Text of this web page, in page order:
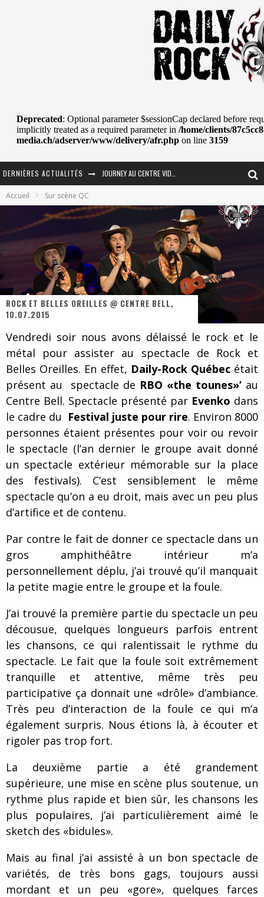
DERNIÈRES ACTUALITÉS La Tragédie sort de la nouvelle musique
Les danseurs étoiles parasitent ton ciel
Jeff Martin au Corona de Montréal
On va se le dire, Sword est de retour
Death Note Silence - Collide and Collapse
Muse au Centre Vidéotron de Québec
Journey et Toto au Centre Bell
JOURNEY AU CENTRE VIDÉOTRON : SAME OR SEPARATE WAYS?
Accueil Sur scène QC
ROCK ET BELLES OREILLES @ CENTRE BELL,
10.07.2015
Vendredi soir nous avons délaissé le rock et le
métal pour assister au spectacle de Rock et
Belles Oreilles. En effet, Daily-Rock Québecétait
présent au spectacle de RBO «the tounes»’ au
Centre Bell. Spectacle présenté par Evenko dans
le cadre du Festival juste pour rire. Environ 8000
personnes étaient présentes pour voir ou revoir
le spectacle (l’an dernier le groupe avait donné
un spectacle extérieur mémorable sur la place
des festivals). C’est sensiblement le même
spectacle qu’on a eu droit, mais avec un peu plus
d’artifice et de contenu.
Par contre le fait de donner ce spectacle dans un
gros amphithéâtre intérieur m’a
personnellement déplu, j’ai trouvé qu’il manquait
la petite magie entre le groupe et la foule.
J’ai trouvé la première partie du spectacle un peu
décousue, quelques longueurs parfois entrent
les chansons, ce qui ralentissait le rythme du
spectacle. Le fait que la foule soit extrêmement
tranquille et attentive, même très peu
participative ça donnait une «drôle» d’ambiance.
Très peu d’interaction de la foule ce qui m’a
également surpris. Nous étions là, à écouter et
rigoler pas trop fort.
La deuxième partie a été grandement
supérieure, une mise en scène plus soutenue, un
rythme plus rapide et bien sûr, les chansons les
plus populaires, j’ai particulièrement aimé le
sketch des «bidules».
Mais au final j’ai assisté à un bon spectacle de
variétés, de très bons gags, toujours aussi
mordant et un peu «gore», quelques farces